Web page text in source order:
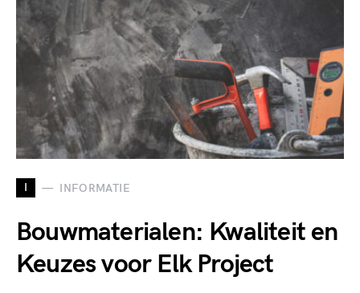
I INFORMATIE
Bouwmaterialen: Kwaliteit en
Keuzes voor Elk Project